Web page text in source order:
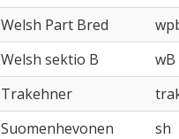
Welsh Part Bred
Welsh sektio B wB
Trakehner
Suomenhevonen sh